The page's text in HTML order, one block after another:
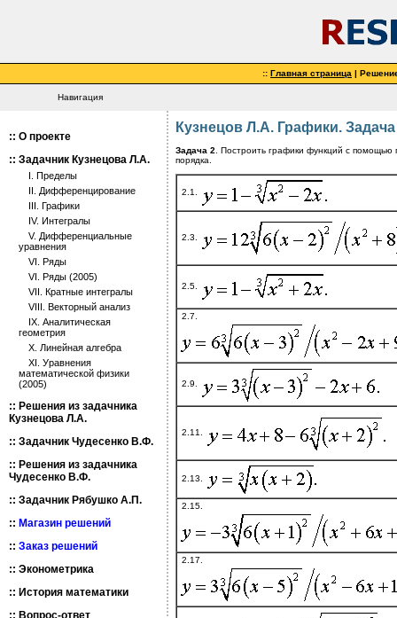
:: Главная страница |
Навигация
Кузнецов Л.А. Графики. Задача
Задача 2 . Построить графики функций с помощью
порядка.
2.1.
2.3.
2.5.
2.7.
2.9.
2.11.
2.13.
2.15.
2.17.
:: О проекте
:: Задачник Кузнецова Л.А.
I. Пределы
II. Дифференцирование
III. Графики
IV. Интегралы
V. Дифференциальные
уравнения
VI. Ряды
VI. Ряды (2005)
VII. Кратные интегралы
VIII. Векторный анализ
IX. Аналитическая
геометрия
X. Линейная алгебра
XI. Уравнения
математической физики
(2005)
:: Решения из задачника
Кузнецова Л.А.
:: Задачник Чудесенко В.Ф.
:: Решения из задачника
Чудесенко В.Ф.
:: Задачник Рябушко А.П.
:: Магазин решений
:: Заказ решений
:: Эконометрика
:: История математики
:: Вопрос-ответ